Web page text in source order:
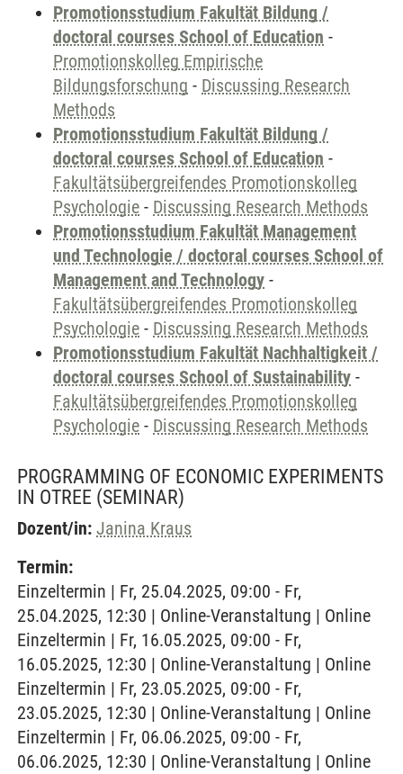
Promotionsstudium Fakultät Bildung /
doctoral courses School of Education -
Promotionskolleg Empirische
Bildungsforschung - Discussing Research
Methods
Promotionsstudium Fakultät Bildung /
doctoral courses School of Education -
Fakultätsübergreifendes Promotionskolleg
Psychologie - Discussing Research Methods
Promotionsstudium Fakultät Management
und Technologie / doctoral courses School of
Management and Technology -
Fakultätsübergreifendes Promotionskolleg
Psychologie - Discussing Research Methods
Promotionsstudium Fakultät Nachhaltigkeit /
doctoral courses School of Sustainability -
Fakultätsübergreifendes Promotionskolleg
Psychologie - Discussing Research Methods
PROGRAMMING OF ECONOMIC EXPERIMENTS
IN OTREE (SEMINAR)
Dozent/in: Janina Kraus
Termin:
Einzeltermin | Fr, 25.04.2025, 09:00 - Fr,
25.04.2025, 12:30 | Online-Veranstaltung | Online
Einzeltermin | Fr, 16.05.2025, 09:00 - Fr,
16.05.2025, 12:30 | Online-Veranstaltung | Online
Einzeltermin | Fr, 23.05.2025, 09:00 - Fr,
23.05.2025, 12:30 | Online-Veranstaltung | Online
Einzeltermin | Fr, 06.06.2025, 09:00 - Fr,
06.06.2025, 12:30 | Online-Veranstaltung | Online